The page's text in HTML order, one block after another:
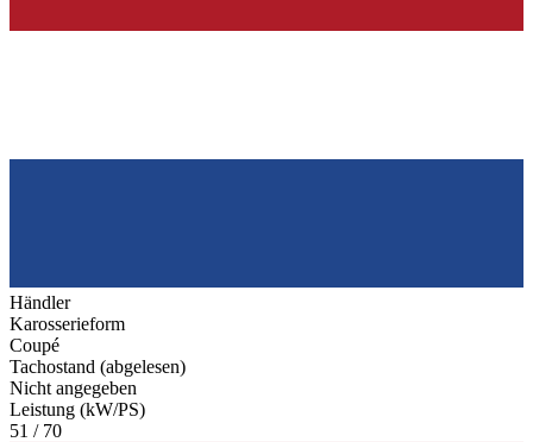
Händler
Karosserieform
Coupé
Tachostand (abgelesen)
Nicht angegeben
Leistung (kW/PS)
51 / 70